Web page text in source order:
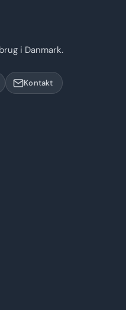
i Danmark.
Kontakt